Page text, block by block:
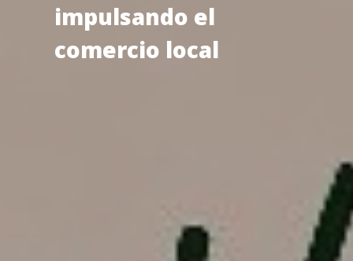
impulsando el
comercio local